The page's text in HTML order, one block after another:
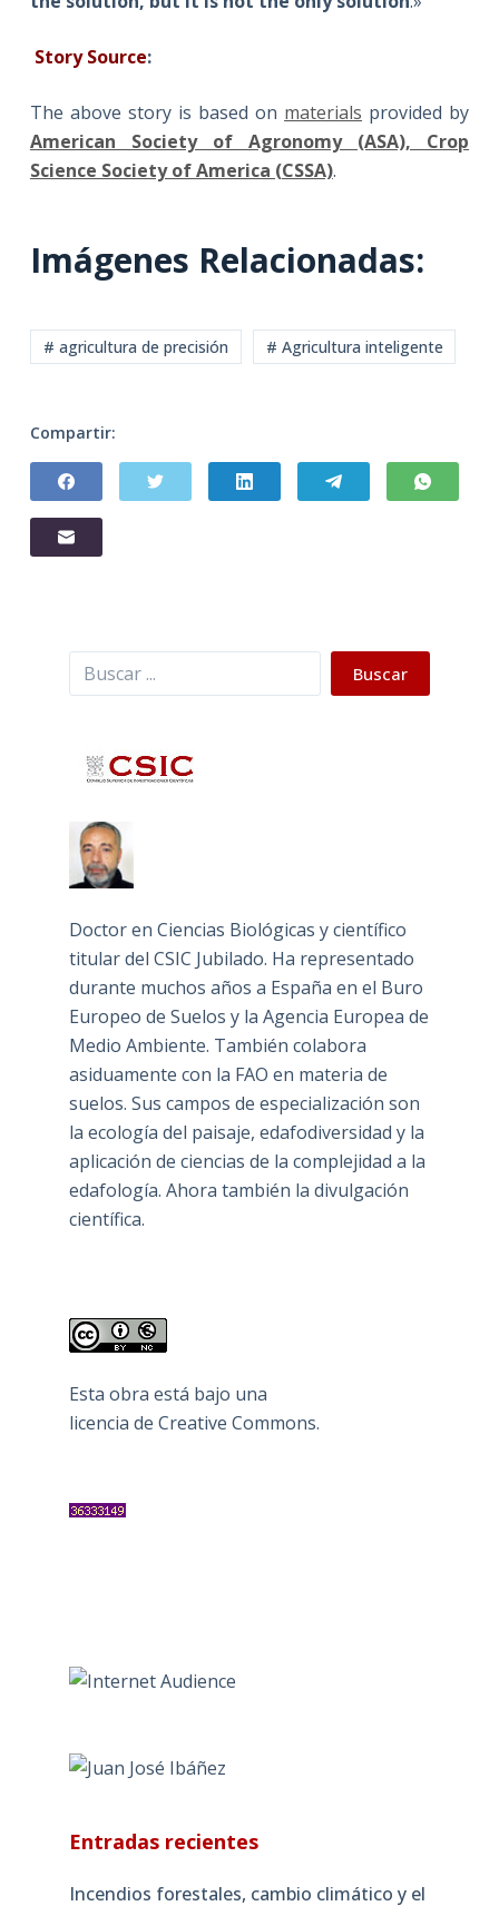
Story Source:
The above story is based on materials provided by
American Society of Agronomy (ASA), Crop
Science Society of America (CSSA).
Imágenes Relacionadas:
# agricultura de precisión # Agricultura inteligente
Compartir:
Buscar Buscar
Doctor en Ciencias Biológicas y científico
titular del CSIC Jubilado. Ha representado
durante muchos años a España en el Buro
Europeo de Suelos y la Agencia Europea de
Medio Ambiente. También colabora
asiduamente con la FAO en materia de
suelos. Sus campos de especialización son
la ecología del paisaje, edafodiversidad y la
aplicación de ciencias de la complejidad a la
edafología. Ahora también la divulgación
científica.
Esta obra está bajo una
licencia de Creative Commons.
Entradas recientes
Incendios forestales, cambio climático y el